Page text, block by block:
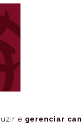
e gerenciar